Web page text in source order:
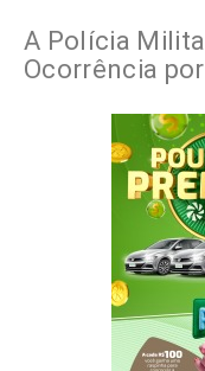
A Polícia
Ocorrência